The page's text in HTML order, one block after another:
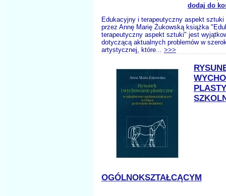
dodaj do
Edukacyjny i terapeutyczny aspekt sztuki
przez Annę Marię Żukowską książka
terapeutyczny aspekt sztuki" jest
dotyczącą aktualnych problemów w
artystycznej, które... >>>
OGÓLNOKSZTAŁCĄCYM